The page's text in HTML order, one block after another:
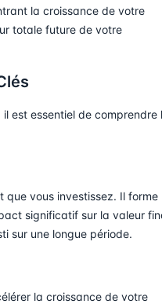
la croissance de votre
totale future de votre
est essentiel de comprendre
vous investissez. Il forme
significatif sur la valeur
sur une longue période.
la croissance de votre